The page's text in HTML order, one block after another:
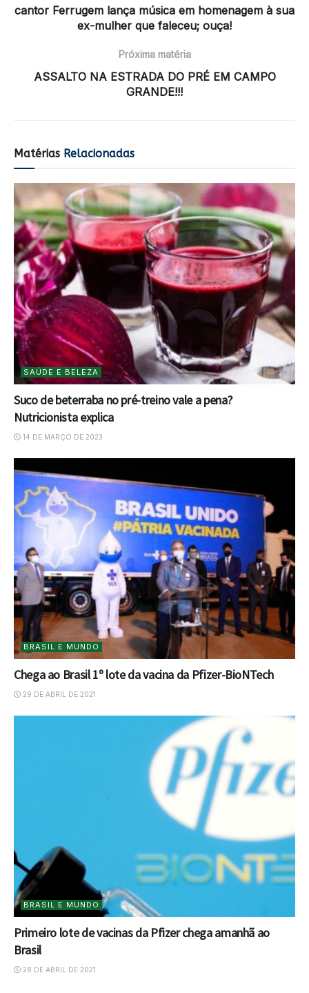
cantor Ferrugem lança música em homenagem à sua
ex-mulher que faleceu; ouça!
Próxima matéria
ASSALTO NA ESTRADA DO PRÉ EM CAMPO
GRANDE!!!
Matérias Relacionadas
SAÚDE E BELEZA
Suco de beterraba no pré-treino vale a pena?
Nutricionista explica
14 DE MARÇO DE 2023
BRASIL E MUNDO
Chega ao Brasil 1º lote da vacina da Pfizer-BioNTech
29 DE ABRIL DE 2021
BRASIL E MUNDO
Primeiro lote de vacinas da Pfizer chega amanhã ao
Brasil
28 DE ABRIL DE 2021